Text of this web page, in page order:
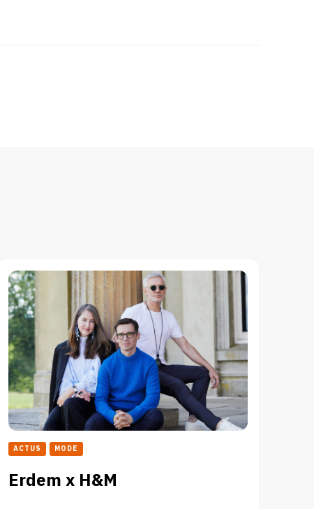
ACTUS MODE
Erdem x H&M